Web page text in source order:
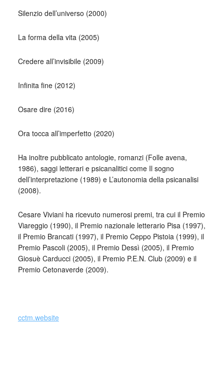
Silenzio dell’universo (2000)
La forma della vita (2005)
Credere all’invisibile (2009)
Infinita fine (2012)
Osare dire (2016)
Ora tocca all’imperfetto (2020)
Ha inoltre pubblicato antologie, romanzi (Folle avena,
1986), saggi letterari e psicanalitici come Il sogno
dell’interpretazione (1989) e L’autonomia della psicanalisi
(2008).
Cesare Viviani ha ricevuto numerosi premi, tra cui il Premio
Viareggio (1990), il Premio nazionale letterario Pisa (1997),
il Premio Brancati (1997), il Premio Ceppo Pistoia (1999), il
Premio Pascoli (2005), il Premio Dessì (2005), il Premio
Giosuè Carducci (2005), il Premio P.E.N. Club (2009) e il
Premio Cetonaverde (2009).
cctm.website